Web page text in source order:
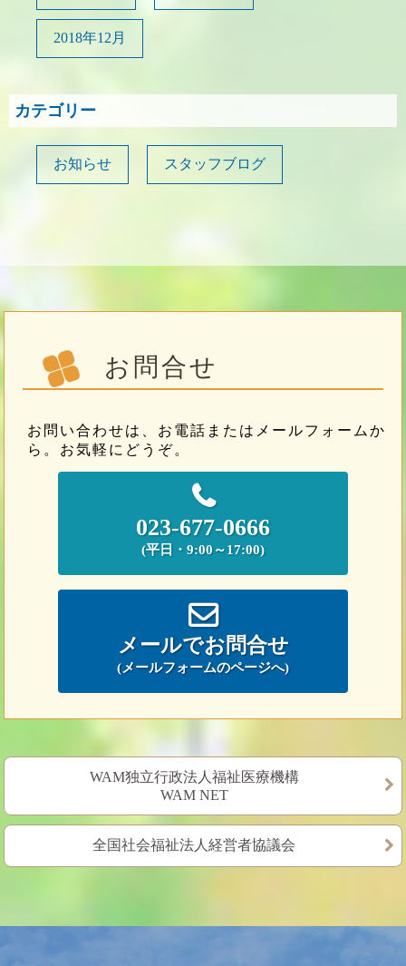
2018年12月
カテゴリー
お知らせ スタッフブログ
お問合せ
お問い合わせは、お電話またはメールフォームか
ら。お気軽にどうぞ。
023-677-0666
(平日・9:00～17:00)
メールでお問合せ
(メールフォームのページへ)
WAM独立行政法人福祉医療機構
WAM NET
全国社会福祉法人経営者協議会